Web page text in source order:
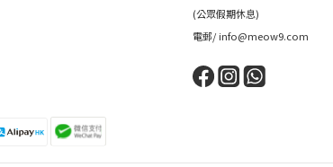
(公眾假期休息)
電郵/ info@meow9.com